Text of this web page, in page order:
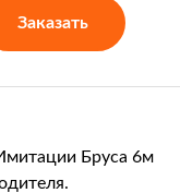
Заказать
Бруса 6м